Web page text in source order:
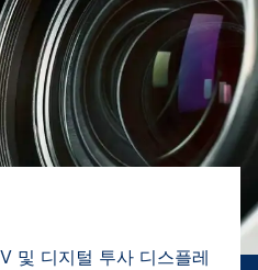
및 디지털 투사 디스플레